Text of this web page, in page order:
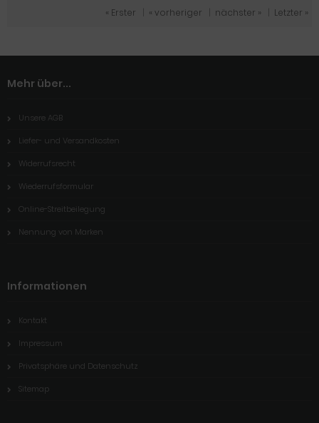
« Erster « vorheriger nächster » Letzter »
Mehr über...
Unsere AGB
Liefer- und Versandkosten
Widerrufsrecht
Wiederrufsformular
Online-Streitbeilegung
Nennung von Marken
Informationen
Kontakt
Impressum
Privatsphäre und Datenschutz
Sitemap